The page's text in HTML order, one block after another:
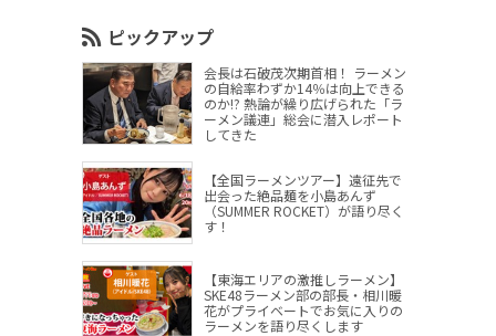
ピックアップ
会長は石破茂次期首相！ ラーメン
の自給率わずか14％は向上できる
のか!? 熱論が繰り広げられた「ラ
ーメン議連」総会に潜入レポート
してきた
【全国ラーメンツアー】遠征先で
出会った絶品麺を小島あんず
（SUMMER ROCKET）が語り尽く
す！
【東海エリアの激推しラーメン】
SKE48ラーメン部の部長・相川暖
花がプライベートでお気に入りの
ラーメンを語り尽くします